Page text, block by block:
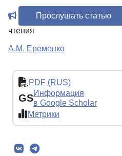
Прослушать статью
чтения
А.М. Еременко
PDF (RUS)
GSИнформация
в Google Scholar
Метрики